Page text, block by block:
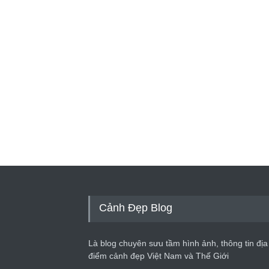
Cảnh Đẹp Blog
Là blog chuyên sưu tầm hình ảnh, thông tin địa
điểm cảnh đẹp Việt Nam và Thế Giới